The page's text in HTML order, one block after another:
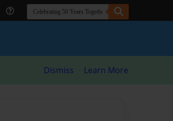
Dismiss Learn More